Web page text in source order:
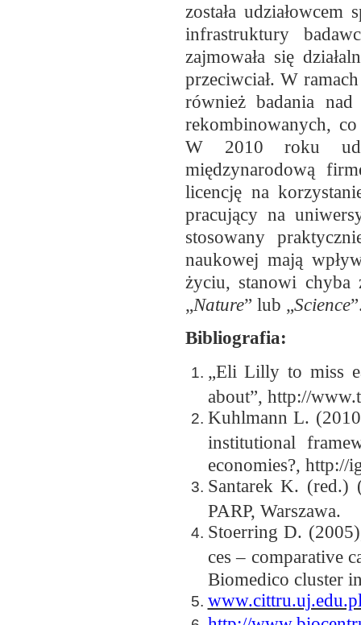
została udziałowcem
infrastruktury
zajmowała się
przeciwciał. W
również badania
rekombinowanych,
W 2010 roku
międzynarodową
licencję na
pracujący na
stosowany
naukowej mają
życiu, stanowi chyba
„Nature” lub „Science
Bibliografia:
„Eli Lilly to miss
about”, http://
Kuhlmann L.
institutional
economies?, http://
Santarek K. (red.)
PARP, Warszawa.
Stoerring D.
ces – comparative
Biomedico cluster